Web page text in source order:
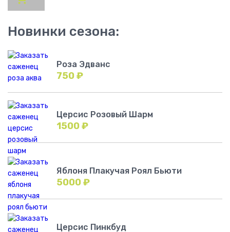
Новинки сезона:
Роза Эдванс
750₽
Церсис Розовый Шарм
1500₽
Яблоня Плакучая Роял Бьюти
5000₽
Церсис Пинкбуд